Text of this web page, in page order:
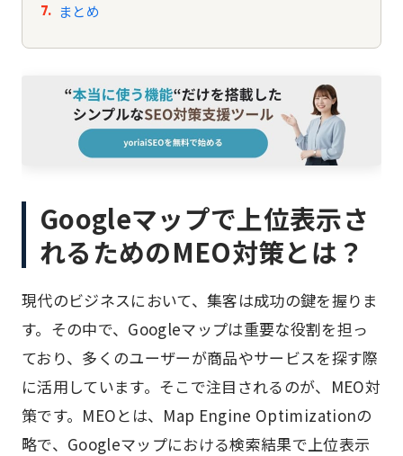
まとめ
Googleマップで上位表示さ
れるためのMEO対策とは？
現代のビジネスにおいて、集客は成功の鍵を握りま
す。その中で、Googleマップは重要な役割を担っ
ており、多くのユーザーが商品やサービスを探す際
に活用しています。そこで注目されるのが、MEO対
策です。MEOとは、Map Engine Optimizationの
略で、Googleマップにおける検索結果で上位表示